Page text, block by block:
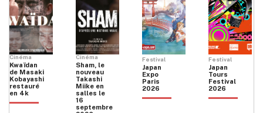
Cinéma
Kwaïdan
de Masaki
Kobayashi
restauré
en 4k
Cinéma
Sham, le
nouveau
Takashi
Miike en
salles le
16
septembre
Festival
Japan
Expo
Paris
2026
Festival
Japan
Tours
Festival
2026